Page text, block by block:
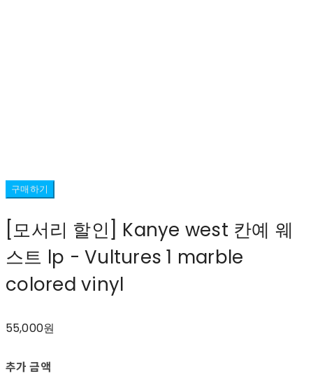
구매하기
[모서리 할인] Kanye west 칸예 웨
스트 lp - Vultures 1 marble
colored vinyl
55,000원
추가 금액